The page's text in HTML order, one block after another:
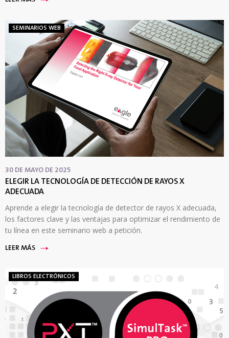
SEMINARIOS WEB
30 DE MAYO DE 2025
ELEGIR LA TECNOLOGÍA DE DETECCIÓN DE RAYOS X
ADECUADA
Aprende a elegir la tecnología de detector de rayos X adecuada,
los factores clave y las ventajas para optimizar el rendimiento de
tu línea en este seminario web a petición.
LEER MÁS
LIBROS ELECTRÓNICOS